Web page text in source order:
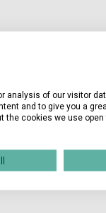
analysis of our visitor
and to give you a
the cookies we use open